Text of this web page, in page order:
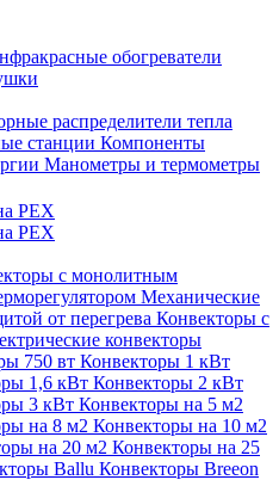
обогреватели
распределители тепла
станции Компоненты
Манометры и термометры
PEX
PEX
с монолитным
Механические
от перегрева Конвекторы с
конвекторы
750 вт Конвекторы 1 кВт
1,6 кВт Конвекторы 2 кВт
3 кВт Конвекторы на 5 м2
на 8 м2 Конвекторы на 10 м2
на 20 м2 Конвекторы на 25
Ballu Конвекторы Breeon